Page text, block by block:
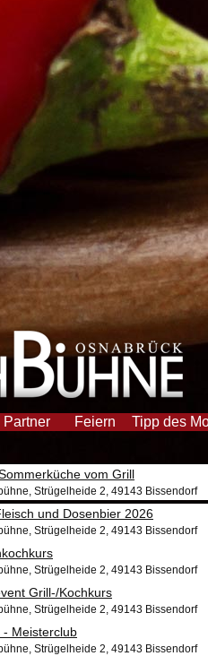
Partner Feiern Tipp des
vom Grill
Strügelheide 2, 49143 Bissendorf
und Dosenbier 2026
Strügelheide 2, 49143 Bissendorf
Strügelheide 2, 49143 Bissendorf
Grill-/Kochkurs
Strügelheide 2, 49143 Bissendorf
- Meisterclub
Strügelheide 2, 49143 Bissendorf